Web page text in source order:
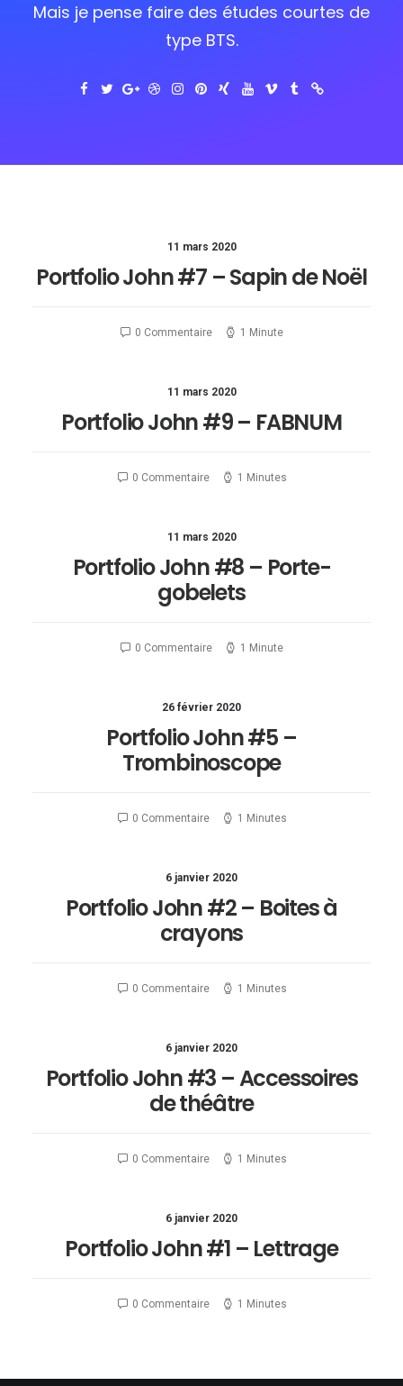
Mais je pense faire des études courtes de
type BTS.
11 mars 2020
Portfolio John #7 – Sapin de Noël
0 Commentaire 1 Minute
11 mars 2020
Portfolio John #9 – FABNUM
0 Commentaire 1 Minutes
11 mars 2020
Portfolio John #8 – Porte-
gobelets
0 Commentaire 1 Minute
26 février 2020
Portfolio John #5 –
Trombinoscope
0 Commentaire 1 Minutes
6 janvier 2020
Portfolio John #2 – Boites à
crayons
0 Commentaire 1 Minutes
6 janvier 2020
Portfolio John #3 – Accessoires
de théâtre
0 Commentaire 1 Minutes
6 janvier 2020
Portfolio John #1 – Lettrage
0 Commentaire 1 Minutes